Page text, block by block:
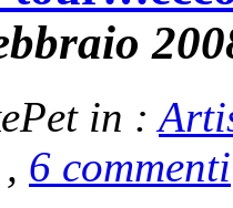
in :
, 6 commenti